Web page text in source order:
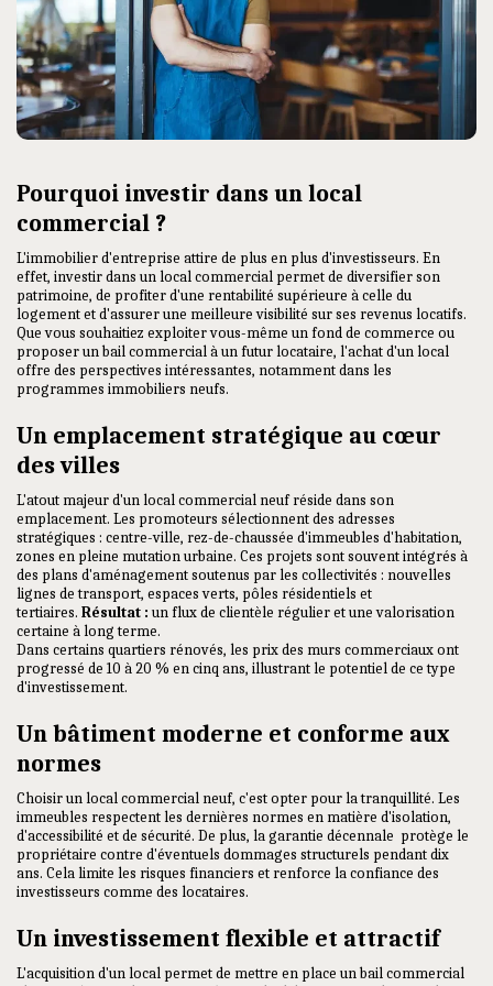
Pourquoi investir dans un local
commercial ?
L'immobilier d'entreprise attire de plus en plus d'investisseurs. En
effet, investir dans unlocal commercial permet de diversifier son
patrimoine, de profiter d'une rentabilité supérieure à celle du
logement et d'assurer une meilleure visibilité sur ses revenus locatifs.
Que vous souhaitiez exploiter vous-même un fond de commerce ou
proposer un bail commercial à un futur locataire, l'achat d'un local
offre des perspectives intéressantes, notamment dans les
programmes immobiliers neufs.
Un emplacement stratégique au cœur
des villes
L'atout majeur d'un local commercial neuf réside dans son
emplacement. Les promoteurs sélectionnent des adresses
stratégiques : centre-ville, rez-de-chaussée d'immeubles d'habitation,
zones en pleine mutation urbaine. Ces projets sont souvent intégrés à
des plans d'aménagement soutenus par les collectivités : nouvelles
lignes de transport, espaces verts, pôles résidentiels et
tertiaires. Résultat : un flux de clientèle régulier et une valorisation
certaine à long terme.
Dans certains quartiers rénovés, les prix des murs commerciaux ont
progressé de 10 à 20 % en cinq ans, illustrant le potentiel de ce type
d'investissement.
Un bâtiment moderne et conforme aux
normes
Choisir un local commercial neuf, c'est opter pour la tranquillité. Les
immeubles respectent les dernières normes en matière d'isolation,
d'accessibilité et de sécurité. De plus, la garantie décennale protège le
propriétaire contre d'éventuels dommages structurels pendant dix
ans. Cela limite les risques financiers et renforce la confiance des
investisseurs comme des locataires.
Un investissement flexible et attractif
L'acquisition d'un local permet de mettre en place un bail commercial